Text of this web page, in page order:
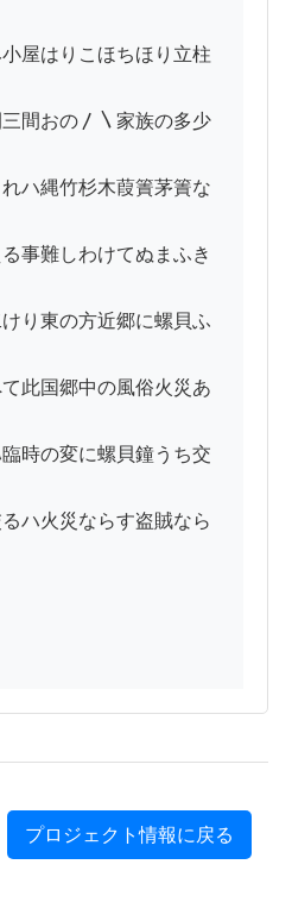
屋はりこほちほり立柱
間おの〳〵家族の多少
ハ縄竹杉木葭簀茅簀な
事難しわけてぬまふき
り東の方近郷に螺貝ふ
此国郷中の風俗火災あ
時の変に螺貝鐘うち交
ハ火災ならす盗賊なら
プロジェクト情報に戻る